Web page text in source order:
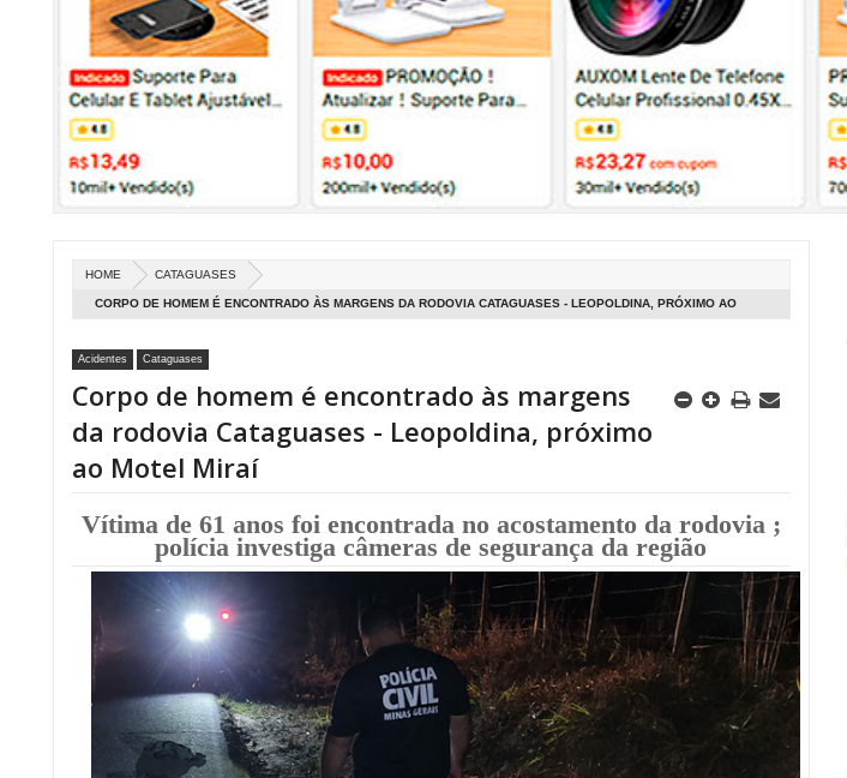
HOME CATAGUASES
CORPO DE HOMEM É ENCONTRADO ÀS MARGENS DA RODOVIA CATAGUASES - LEOPOLDINA, PRÓXIMO AO
Acidentes Cataguases
Corpo de homem é encontrado às margens
da rodovia Cataguases - Leopoldina, próximo
ao Motel Miraí
Vítima de 61 anos foi encontrada no acostamento da rodovia ;
polícia investiga câmeras de segurança da região